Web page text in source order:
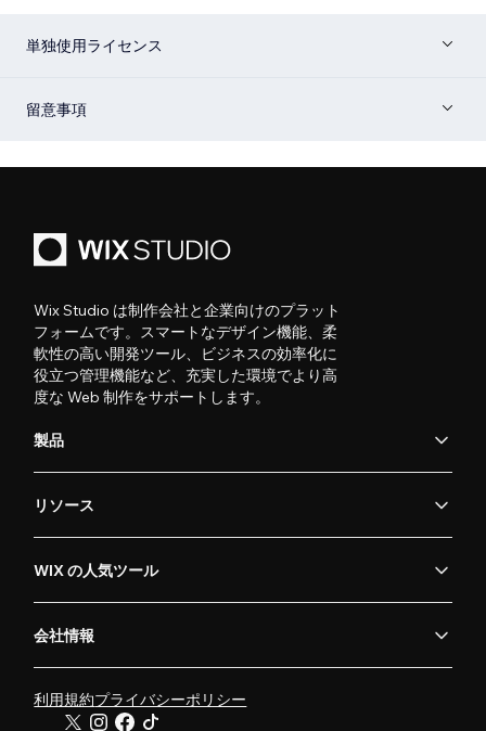
単独使用ライセンス
留意事項
Wix Studio は制作会社と企業向けのプラット
フォームです。スマートなデザイン機能、柔
軟性の高い開発ツール、ビジネスの効率化に
役立つ管理機能など、充実した環境でより高
度な Web 制作をサポートします。
製品
リソース
WIX の人気ツール
会社情報
利用規約プライバシーポリシー